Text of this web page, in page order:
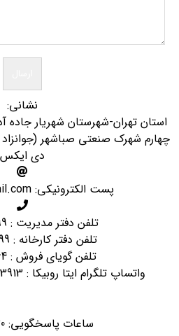
نشانی:
استان تهران-شهرستان شهریار جاده
دی ایکس
پست الکترونیکی:
تلفن دفتر مدیریت : 02126145899
تلفن دفتر کارخانه : 02165764399
تلفن گویای فروش : 02191693764
واتساپ تلگرام ایتا روبیکا : 09199563911/09199563913
ساعات پاسخگویی: 7/30